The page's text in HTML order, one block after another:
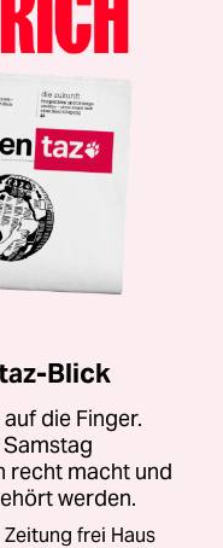
Blick
die Finger.
recht macht und
werden.
frei Haus